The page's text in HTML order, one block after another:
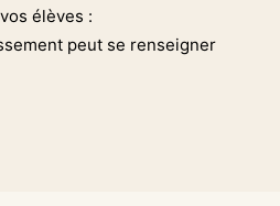
élèves :
peut se renseigner